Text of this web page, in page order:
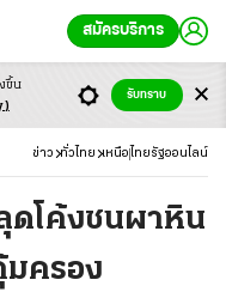
สมัครบริการ
ข่าว ทั่วไทย เหนือ ไทยรัฐออนไลน์
ดโค้งชนผาหิน
ครอง
ขึ้น
รับทราบ